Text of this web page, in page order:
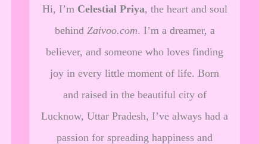
Hi, I’m Celestial Priya, the heart and soul
behind Zaivoo.com. I’m a dreamer, a
believer, and someone who loves finding
joy in every little moment of life. Born
and raised in the beautiful city of
Lucknow, Uttar Pradesh, I’ve always had a
passion for spreading happiness and